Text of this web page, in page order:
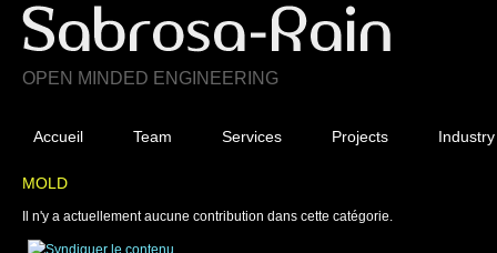
OPEN MINDED ENGINEERING
Accueil Team Services Projects Industry
MOLD
Il n'y a actuellement aucune contribution dans cette catégorie.